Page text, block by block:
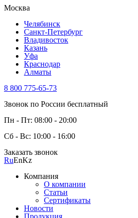
Москва
Челябинск
Санкт-Петербург
Владивосток
Казань
Уфа
Краснодар
Алматы
8 800 775-65-73
Звонок по России бесплатный
Пн - Пт: 08:00 - 20:00
Сб - Вс: 10:00 - 16:00
Заказать звонок
RuEnKz
Компания
О компании
Статьи
Сертификаты
Новости
Продукция